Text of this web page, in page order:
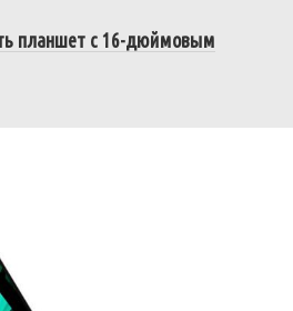
планшет с 16-дюймовым